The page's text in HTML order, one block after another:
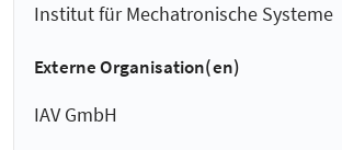
Institut für Mechatronische Systeme
Externe Organisation(en)
IAV GmbH